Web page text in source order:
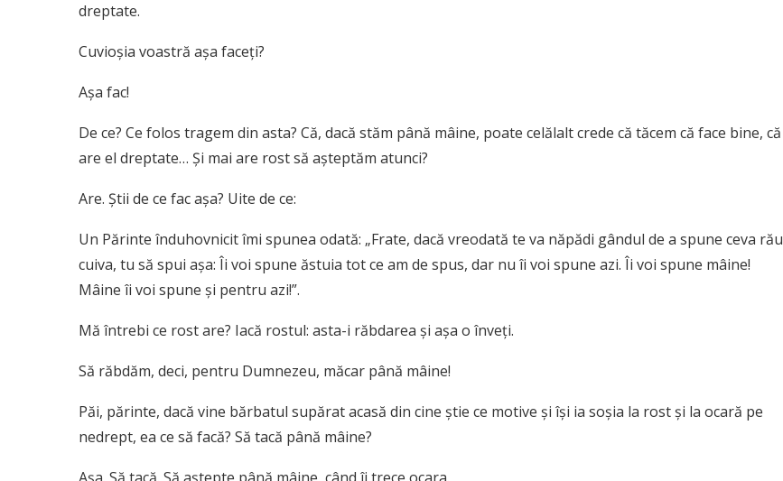
dreptate.
Cuvioşia voastră aşa faceţi?
Aşa fac!
De ce? Ce folos tragem din asta? Că, dacă stăm până mâine, poate celălalt crede că tăcem că face bine, că
are el dreptate… Şi mai are rost să aşteptăm atunci?
Are. Ştii de ce fac aşa? Uite de ce:
Un Părinte înduhovnicit îmi spunea odată: „Frate, dacă vreodată te va năpădi gândul de a spune ceva rău
cuiva, tu să spui aşa: Îi voi spune ăstuia tot ce am de spus, dar nu îi voi spune azi. Îi voi spune mâine!
Mâine îi voi spune şi pentru azi!”.
Mă întrebi ce rost are? Iacă rostul: asta-i răbdarea şi aşa o înveţi.
Să răbdăm, deci, pentru Dumnezeu, măcar până mâine!
Păi, părinte, dacă vine bărbatul supărat acasă din cine ştie ce motive şi îşi ia soşia la rost şi la ocară pe
nedrept, ea ce să facă? Să tacă până mâine?